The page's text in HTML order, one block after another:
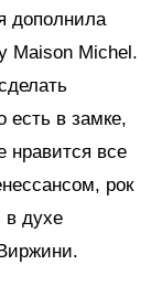
дополнила
Maison Michel.
есть в замке,
нравится все
рок
в духе